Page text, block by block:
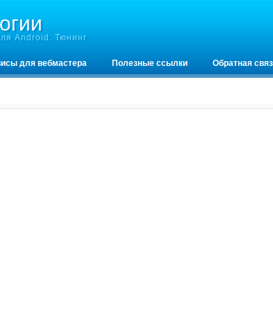
Android. Тюнинг
для вебмастера
Полезные ссылки Обратная